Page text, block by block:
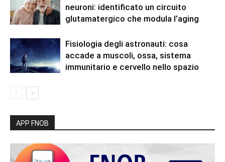
neuroni: identificato un circuito
glutamatergico che modula l’aging
Fisiologia degli astronauti: cosa
accade a muscoli, ossa, sistema
immunitario e cervello nello spazio
APP FNOB